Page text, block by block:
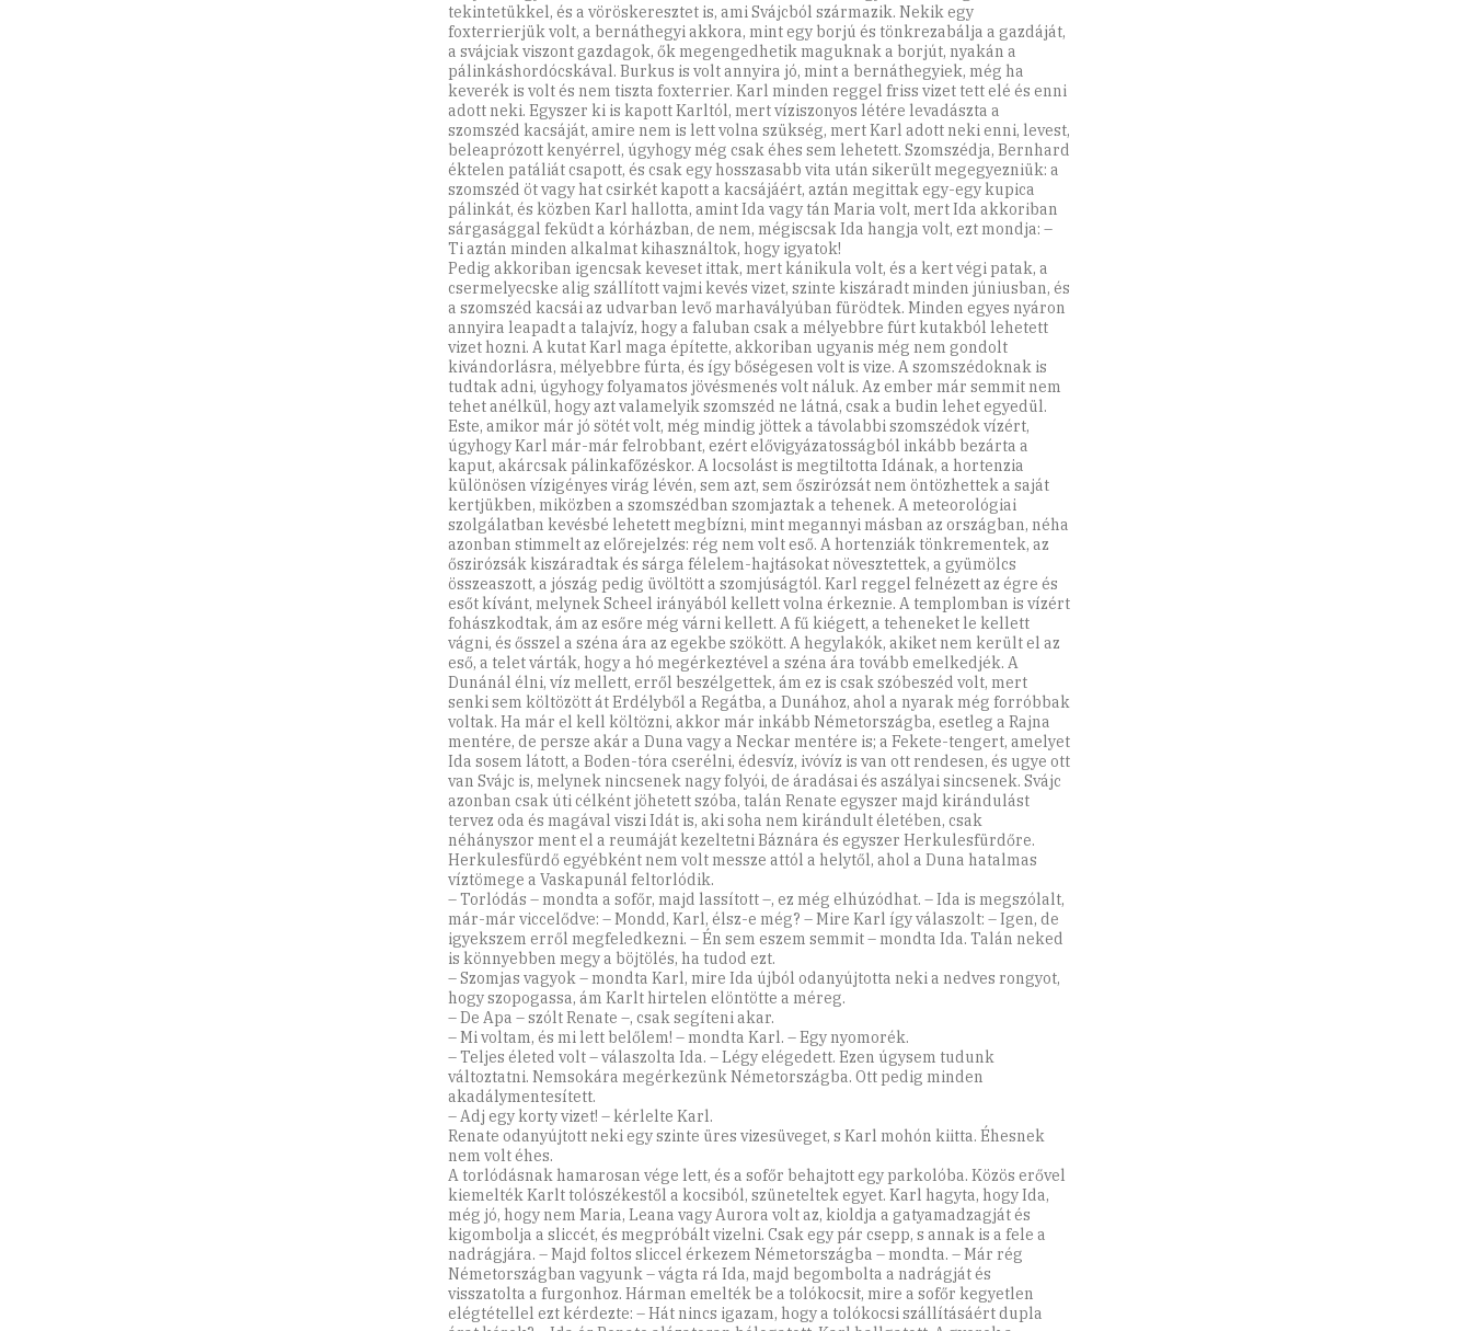
tekintetükkel, és a vöröskeresztet is, ami Svájcból származik. Nekik egy
foxterrierjük volt, a bernáthegyi akkora, mint egy borjú és tönkrezabálja a gazdáját,
a svájciak viszont gazdagok, ők megengedhetik maguknak a borjút, nyakán a
pálinkáshordócskával. Burkus is volt annyira jó, mint a bernáthegyiek, még ha
keverék is volt és nem tiszta foxterrier. Karl minden reggel friss vizet tett elé és enni
adott neki. Egyszer ki is kapott Karltól, mert víziszonyos létére levadászta a
szomszéd kacsáját, amire nem is lett volna szükség, mert Karl adott neki enni, levest,
beleaprózott kenyérrel, úgyhogy még csak éhes sem lehetett. Szomszédja, Bernhard
éktelen patáliát csapott, és csak egy hosszasabb vita után sikerült megegyezniük: a
szomszéd öt vagy hat csirkét kapott a kacsájáért, aztán megittak egy-egy kupica
pálinkát, és közben Karl hallotta, amint Ida vagy tán Maria volt, mert Ida akkoriban
sárgasággal feküdt a kórházban, de nem, mégiscsak Ida hangja volt, ezt mondja: –
Ti aztán minden alkalmat kihasználtok, hogy igyatok!
Pedig akkoriban igencsak keveset ittak, mert kánikula volt, és a kert végi patak, a
csermelyecske alig szállított vajmi kevés vizet, szinte kiszáradt minden júniusban, és
a szomszéd kacsái az udvarban levő marhavályúban fürödtek. Minden egyes nyáron
annyira leapadt a talajvíz, hogy a faluban csak a mélyebbre fúrt kutakból lehetett
vizet hozni. A kutat Karl maga építette, akkoriban ugyanis még nem gondolt
kivándorlásra, mélyebbre fúrta, és így bőségesen volt is vize. A szomszédoknak is
tudtak adni, úgyhogy folyamatos jövésmenés volt náluk. Az ember már semmit nem
tehet anélkül, hogy azt valamelyik szomszéd ne látná, csak a budin lehet egyedül.
Este, amikor már jó sötét volt, még mindig jöttek a távolabbi szomszédok vízért,
úgyhogy Karl már-már felrobbant, ezért elővigyázatosságból inkább bezárta a
kaput, akárcsak pálinkafőzéskor. A locsolást is megtiltotta Idának, a hortenzia
különösen vízigényes virág lévén, sem azt, sem őszirózsát nem öntözhettek a saját
kertjükben, miközben a szomszédban szomjaztak a tehenek. A meteorológiai
szolgálatban kevésbé lehetett megbízni, mint megannyi másban az országban, néha
azonban stimmelt az előrejelzés: rég nem volt eső. A hortenziák tönkrementek, az
őszirózsák kiszáradtak és sárga félelem-hajtásokat növesztettek, a gyümölcs
összeaszott, a jószág pedig üvöltött a szomjúságtól. Karl reggel felnézett az égre és
esőt kívánt, melynek Scheel irányából kellett volna érkeznie. A templomban is vízért
fohászkodtak, ám az esőre még várni kellett. A fű kiégett, a teheneket le kellett
vágni, és ősszel a széna ára az egekbe szökött. A hegylakók, akiket nem került el az
eső, a telet várták, hogy a hó megérkeztével a széna ára tovább emelkedjék. A
Dunánál élni, víz mellett, erről beszélgettek, ám ez is csak szóbeszéd volt, mert
senki sem költözött át Erdélyből a Regátba, a Dunához, ahol a nyarak még forróbbak
voltak. Ha már el kell költözni, akkor már inkább Németországba, esetleg a Rajna
mentére, de persze akár a Duna vagy a Neckar mentére is; a Fekete-tengert, amelyet
Ida sosem látott, a Boden-tóra cserélni, édesvíz, ivóvíz is van ott rendesen, és ugye ott
van Svájc is, melynek nincsenek nagy folyói, de áradásai és aszályai sincsenek. Svájc
azonban csak úti célként jöhetett szóba, talán Renate egyszer majd kirándulást
tervez oda és magával viszi Idát is, aki soha nem kirándult életében, csak
néhányszor ment el a reumáját kezeltetni Báznára és egyszer Herkulesfürdőre.
Herkulesfürdő egyébként nem volt messze attól a helytől, ahol a Duna hatalmas
víztömege a Vaskapunál feltorlódik.
– Torlódás – mondta a sofőr, majd lassított –, ez még elhúzódhat. – Ida is megszólalt,
már-már viccelődve: – Mondd, Karl, élsz-e még? – Mire Karl így válaszolt: – Igen, de
igyekszem erről megfeledkezni. – Én sem eszem semmit – mondta Ida. Talán neked
is könnyebben megy a böjtölés, ha tudod ezt.
– Szomjas vagyok – mondta Karl, mire Ida újból odanyújtotta neki a nedves rongyot,
hogy szopogassa, ám Karlt hirtelen elöntötte a méreg.
– De Apa – szólt Renate –, csak segíteni akar.
– Mi voltam, és mi lett belőlem! – mondta Karl. – Egy nyomorék.
– Teljes életed volt – válaszolta Ida. – Légy elégedett. Ezen úgysem tudunk
változtatni. Nemsokára megérkezünk Németországba. Ott pedig minden
akadálymentesített.
– Adj egy korty vizet! – kérlelte Karl.
Renate odanyújtott neki egy szinte üres vizesüveget, s Karl mohón kiitta. Éhesnek
nem volt éhes.
A torlódásnak hamarosan vége lett, és a sofőr behajtott egy parkolóba. Közös erővel
kiemelték Karlt tolószékestől a kocsiból, szüneteltek egyet. Karl hagyta, hogy Ida,
még jó, hogy nem Maria, Leana vagy Aurora volt az, kioldja a gatyamadzagját és
kigombolja a sliccét, és megpróbált vizelni. Csak egy pár csepp, s annak is a fele a
nadrágjára. – Majd foltos sliccel érkezem Németországba – mondta. – Már rég
Németországban vagyunk – vágta rá Ida, majd begombolta a nadrágját és
visszatolta a furgonhoz. Hárman emelték be a tolókocsit, mire a sofőr kegyetlen
elégtétellel ezt kérdezte: – Hát nincs igazam, hogy a tolókocsi szállításáért dupla